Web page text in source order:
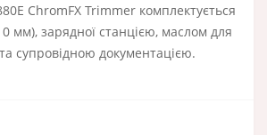
ChromFX Trimmer комплектується
мм), зарядної станцією, маслом для
супровідною документацією.